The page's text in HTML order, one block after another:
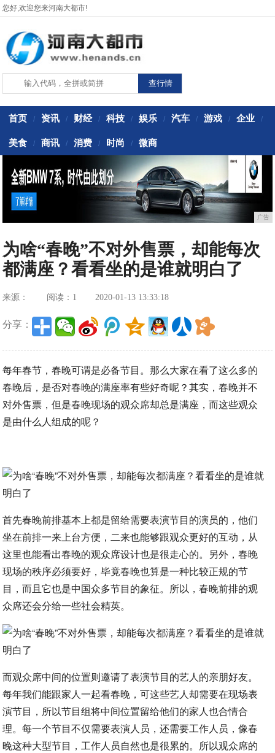
您好,欢迎您来河南大都市!
首页 / 资讯 / 财经 / 科技 / 娱乐 / 汽车 / 游戏 / 企业 /
美食 / 商讯 / 消费 / 时尚 / 微商
广告
为啥“春晚”不对外售票，却能每次
都满座？看看坐的是谁就明白了
来源： 阅读：1 2020-01-13 13:33:18
分享：
每年春节，春晚可谓是必备节目。那么大家在看了这么多的
春晚后，是否对春晚的满座率有些好奇呢？其实，春晚并不
对外售票，但是春晚现场的观众席却总是满座，而这些观众
是由什么人组成的呢？
首先春晚前排基本上都是留给需要表演节目的演员的，他们
坐在前排一来上台方便，二来也能够跟观众更好的互动，从
这里也能看出春晚的观众席设计也是很走心的。另外，春晚
现场的秩序必须要好，毕竟春晚也算是一种比较正规的节
目，而且它也是中国众多节目的象征。所以，春晚前排的观
众席还会分给一些社会精英。
而观众席中间的位置则邀请了表演节目的艺人的亲朋好友。
每年我们能跟家人一起看春晚，可这些艺人却需要在现场表
演节目，所以节目组将中间位置留给他们的家人也合情合
理。每一个节目不仅需要表演人员，还需要工作人员，像春
晚这种大型节目，工作人员自然也是很累的。所以观众席的